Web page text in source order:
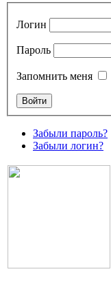
Логин
Пароль
Запомнить меня
Забыли пароль?
Забыли логин?